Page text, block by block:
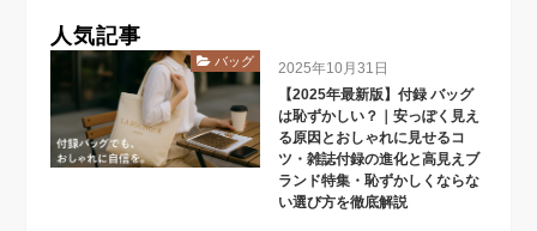
人気記事
バッグ
2025年10月31日
【2025年最新版】付録 バッグ
は恥ずかしい？｜安っぽく見え
る原因とおしゃれに見せるコ
ツ・雑誌付録の進化と高見えブ
ランド特集・恥ずかしくならな
い選び方を徹底解説